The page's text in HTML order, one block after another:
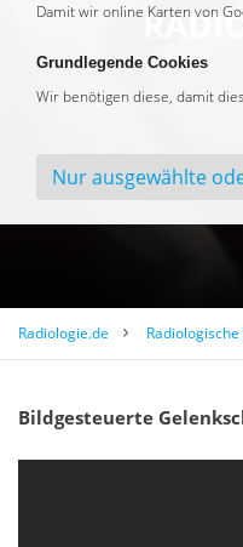
Da­mit wir on­line Kar­ten von
Grundlegende Cookies
Wir be­nö­ti­gen die­se, da­mit
Nur ausgewählte
Radiologie.de
Bildgesteuerte